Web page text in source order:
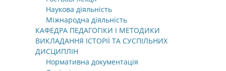
Наукова діяльність
Міжнародна діяльність
КАФЕДРА ПЕДАГОГІКИ І МЕТОДИКИ
ВИКЛАДАННЯ ІСТОРІЇ ТА СУСПІЛЬНИХ
ДИСЦИПЛІН
Нормативна документація